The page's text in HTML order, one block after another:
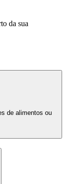
da sua
de alimentos ou